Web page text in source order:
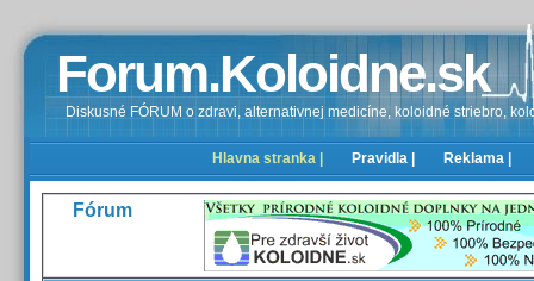
Forum.Koloidne.sk
Diskusné FÓRUM o zdravi, alternativnej medicíne, koloidné striebro,
Hlavna stranka | Pravidla | Reklama |
Fórum